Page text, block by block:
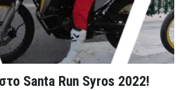
Santa Run Syros 2022!